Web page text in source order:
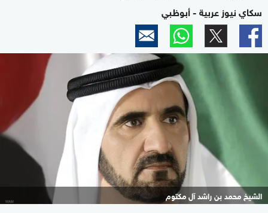
سكاي نيوز عربية - أبوظبي
الشيخ محمد بن راشد آل مكتوم